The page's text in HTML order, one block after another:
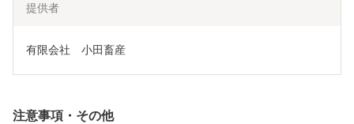
提供者
有限会社　小田畜産
注意事項・その他